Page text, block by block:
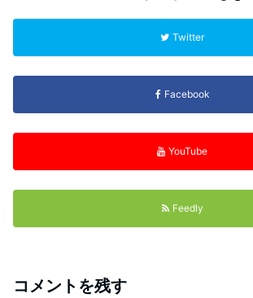
Twitter
Facebook
YouTube
Feedly
コメントを残す